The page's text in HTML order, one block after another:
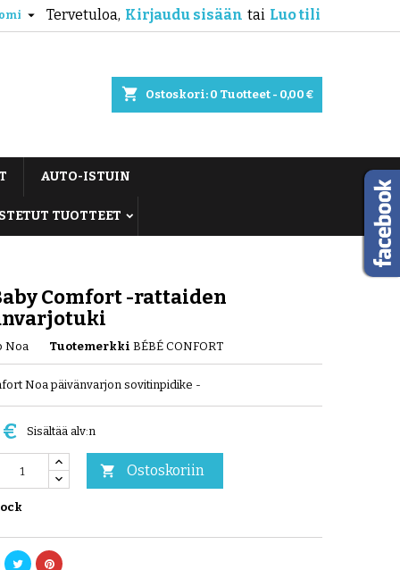
Tervetuloa, Kirjaudu sisään tai Luo tili

shopping_cart Ostoskori: 0 Tuotteet - 0,00 €
AUTO-ISTUIN
TUOTTEET
Comfort -rattaiden
Noa Tuotemerkki BÉBÉ CONFORT
Noa päivänvarjon sovitinpidike -
€ Sisältää alv:n
 Ostoskoriin